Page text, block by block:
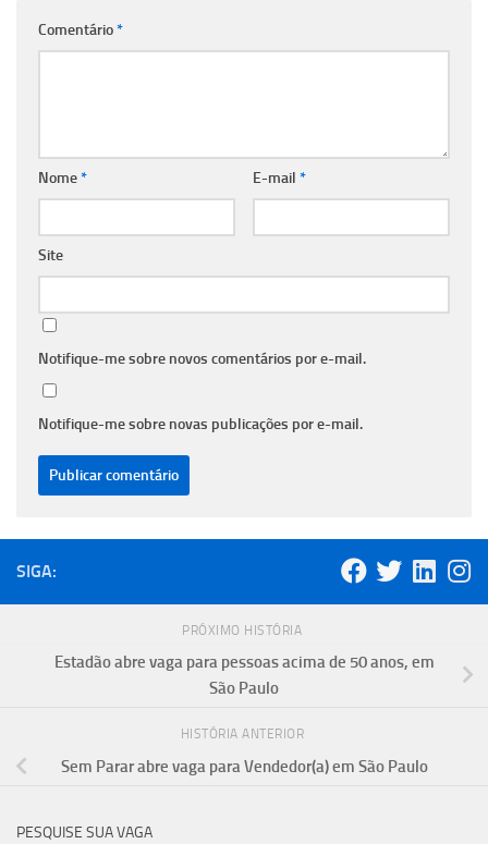
Comentário*
Nome* E-mail *
Site
Notifique-me sobre novos comentários por e-mail.
Notifique-me sobre novas publicações por e-mail.
SIGA:
PRÓXIMO HISTÓRIA
Estadão abre vaga para pessoas acima de 50 anos, em
São Paulo
HISTÓRIA ANTERIOR
Sem Parar abre vaga para Vendedor(a) em São Paulo
PESQUISE SUA VAGA